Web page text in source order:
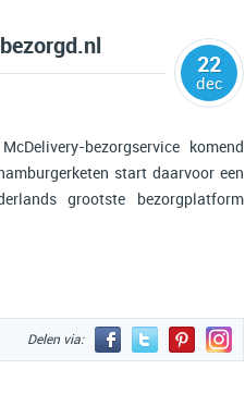
bezorgservice komend
start daarvoor een
grootste bezorgplatform
22
dec
Delen via: